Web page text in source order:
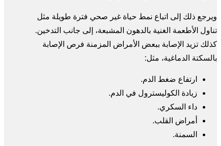
ويرجع ذلك إلى اتباع نمط حياة غير صحي فترة طويلة مثل
تناول الأطعمة الغنية بالدهون المشبعة، إلى جانب التدخين.
كذلك تزيد الإصابة ببعض الأمراض المزمنة فرص الإصابة
بالسكتة الدماغية، مثل:
ارتفاع ضغط الدم.
زيادة الكوليسترول في الدم.
داء السكري.
أمراض القلب.
السمنة.